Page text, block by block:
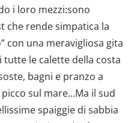
i loro mezzi:sono
che rende simpatica la
con una meravigliosa gita
le calette della costa
bagni e pranzo a
sul mare…Ma il sud
spaiggie di sabbia